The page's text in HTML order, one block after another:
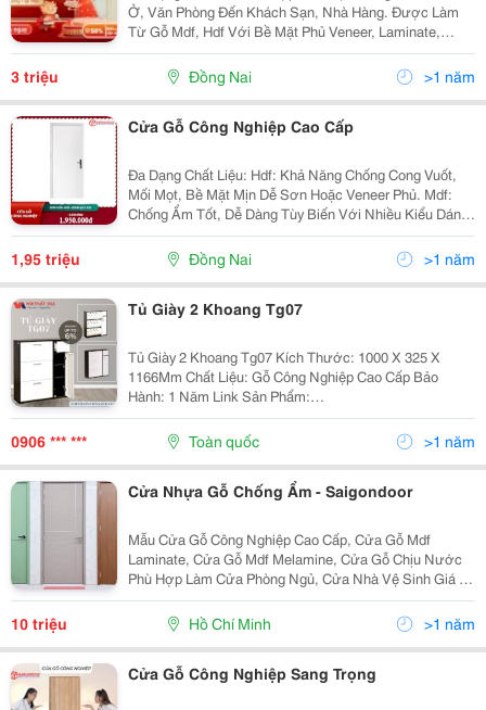
Ở, Văn Phòng Đến Khách Sạn, Nhà Hàng. Được Làm
Từ Gỗ Mdf, Hdf Với Bề Mặt Phủ Veneer, Laminate,
Melamine Hoặc Sơn Pu Tinh Tế. Giá Ưu Đãi Hấp Dẫn
&Ndash; Tư Vấn Và Hỗ Trợ Tận Tình! Liên Hệ...
3 triệu Đồng Nai >1 năm
Cửa Gỗ Công Nghiệp Cao Cấp
Đa Dạng Chất Liệu: Hdf: Khả Năng Chống Cong Vuốt,
Mối Mọt, Bề Mặt Mịn Dễ Sơn Hoặc Veneer Phủ. Mdf:
Chống Ẩm Tốt, Dễ Dàng Tùy Biến Với Nhiều Kiểu Dáng
Và Màu Sắc. Mdf Laminate, Melamine: Chống Trầy
Xước, Chống Hiệu Quả, Phù Hợp Cho Nội Thất Hiện...
1,95 triệu Đồng Nai >1 năm
Tủ Giày 2 Khoang Tg07
Tủ Giày 2 Khoang Tg07 Kích Thước: 1000 X 325 X
1166Mm Chất Liệu: Gỗ Công Nghiệp Cao Cấp Bảo
Hành: 1 Năm Link Sản Phẩm:
Https://Noithatvuonganh.com/San-Pham/Tu-Giay-Tg07 -
------------ ------------- Công Ty Tnh
0906 *** *** Toàn quốc >1 năm
Cửa Nhựa Gỗ Chống Ẩm - Saigondoor
Mẫu Cửa Gỗ Công Nghiệp Cao Cấp, Cửa Gỗ Mdf
Laminate, Cửa Gỗ Mdf Melamine, Cửa Gỗ Chịu Nước
Phù Hợp Làm Cửa Phòng Ngủ, Cửa Nhà Vệ Sinh Giá Ở
Trên Chưa Bao Gồm Chi Phí Vận Chuyển, Lắp Đặt Và
Phụ Kiện Đi Kèm Zl Tư Vấn: 0854.901.901
10 triệu Hồ Chí Minh >1 năm
Cửa Gỗ Công Nghiệp Sang Trọng